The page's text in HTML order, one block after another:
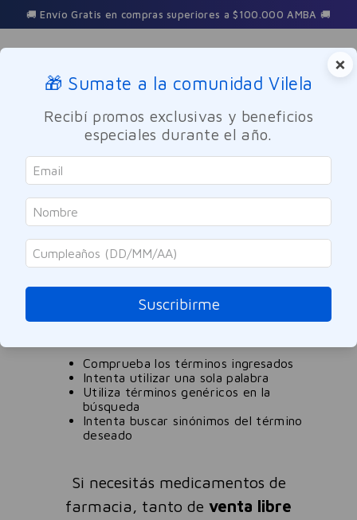
🚚 Envío Gratis en compras superiores a $100.000 AMBA 🚚
Buscar
tensiometro-digital-de-muneca-maverick
OOPS!
No encontramos ningún resultado para
¿Qué debo hacer?
Comprueba los términos ingresados
Intenta utilizar una sola palabra
Utiliza términos genéricos en la
búsqueda
Intenta buscar sinónimos del término
deseado
Si necesitás medicamentos de
farmacia, tanto de venta libre
×
🎁 Sumate a la comunidad Vilela
Recibí promos exclusivas y beneficios
especiales durante el año.
Suscribirme